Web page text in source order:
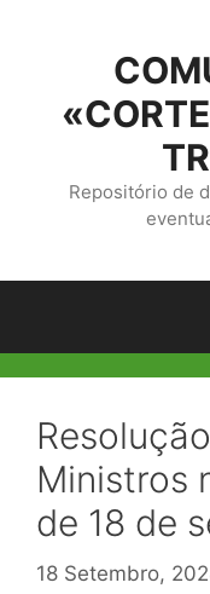
conteúdo
Repositório de
Ministros
de 18 de
18 Setembro,